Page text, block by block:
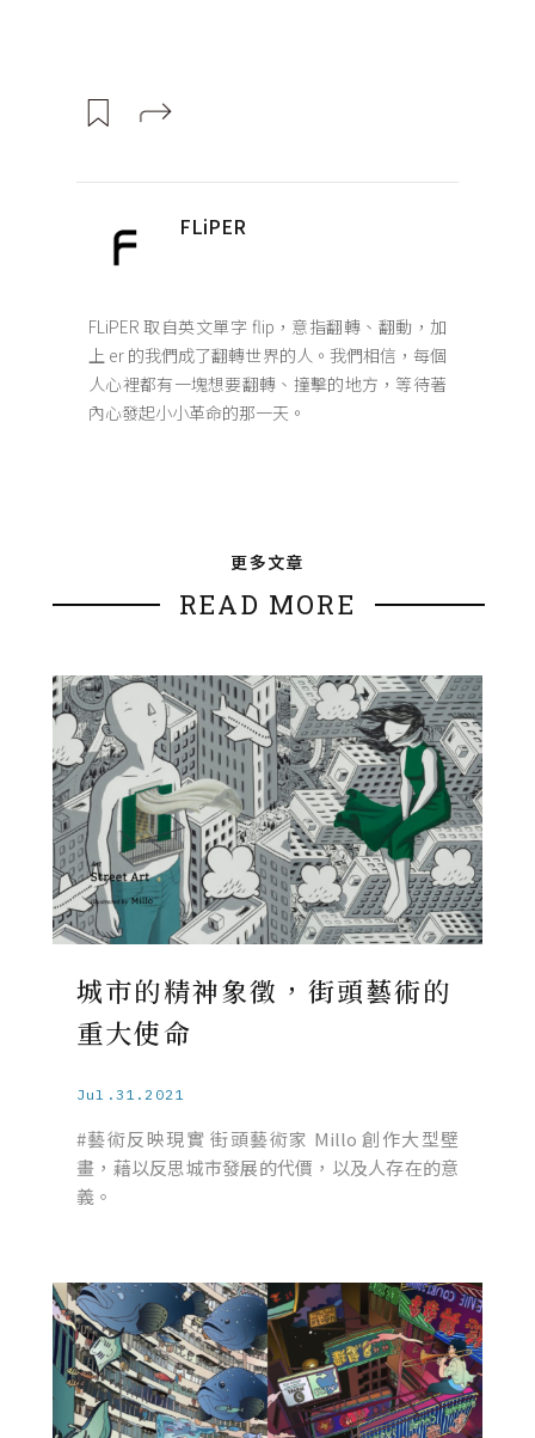
FLiPER
FLiPER 取自英文單字 flip，意指翻轉、翻動，加
上 er 的我們成了翻轉世界的人。我們相信，每個
人心裡都有一塊想要翻轉、撞擊的地方，等待著
內心發起小小革命的那一天。
更多文章
READ MORE
城市的精神象徵，街頭藝術的
重大使命
Jul.31.2021
#藝術反映現實 街頭藝術家 Millo 創作大型壁
畫，藉以反思城市發展的代價，以及人存在的意
義。